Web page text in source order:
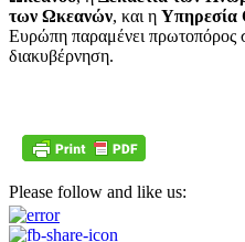
των Ωκεανών, και η Υπηρεσία
Ευρώπη παραμένει πρωτοπόρος
διακυβέρνηση.
Please follow and like us: